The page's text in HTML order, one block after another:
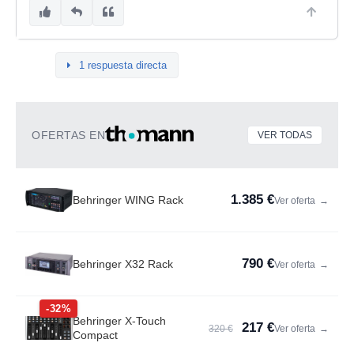
1 respuesta directa
OFERTAS EN VER TODAS
Behringer WING Rack 1.385 €Ver oferta →
Behringer X32 Rack 790 €Ver oferta →
-32%
Behringer X-Touch
Compact
320 € 217 €Ver oferta →